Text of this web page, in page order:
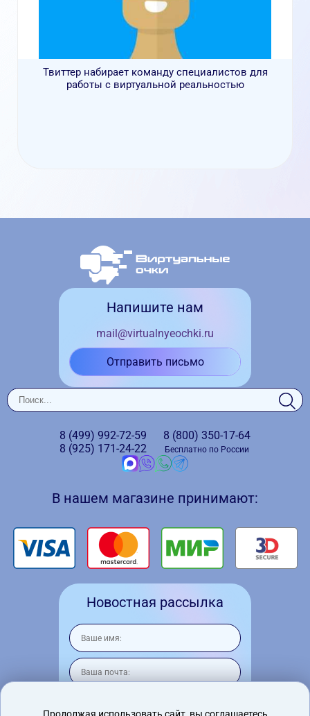
Твиттер набирает команду специалистов для
работы с виртуальной реальностью
Напишите нам
mail@virtualnyeochki.ru
Отправить письмо
8 (499) 992-72-59
8 (925) 171-24-22
8 (800) 350-17-64
Бесплатно по России
В нашем магазине принимают:
Новостная рассылка